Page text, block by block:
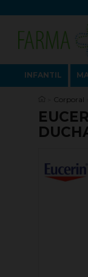
INFANTIL
Corporal